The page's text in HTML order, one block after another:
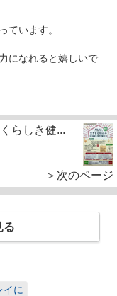
ています。
になれると嬉しいで
らしき健...
＞次のページ
る
イに